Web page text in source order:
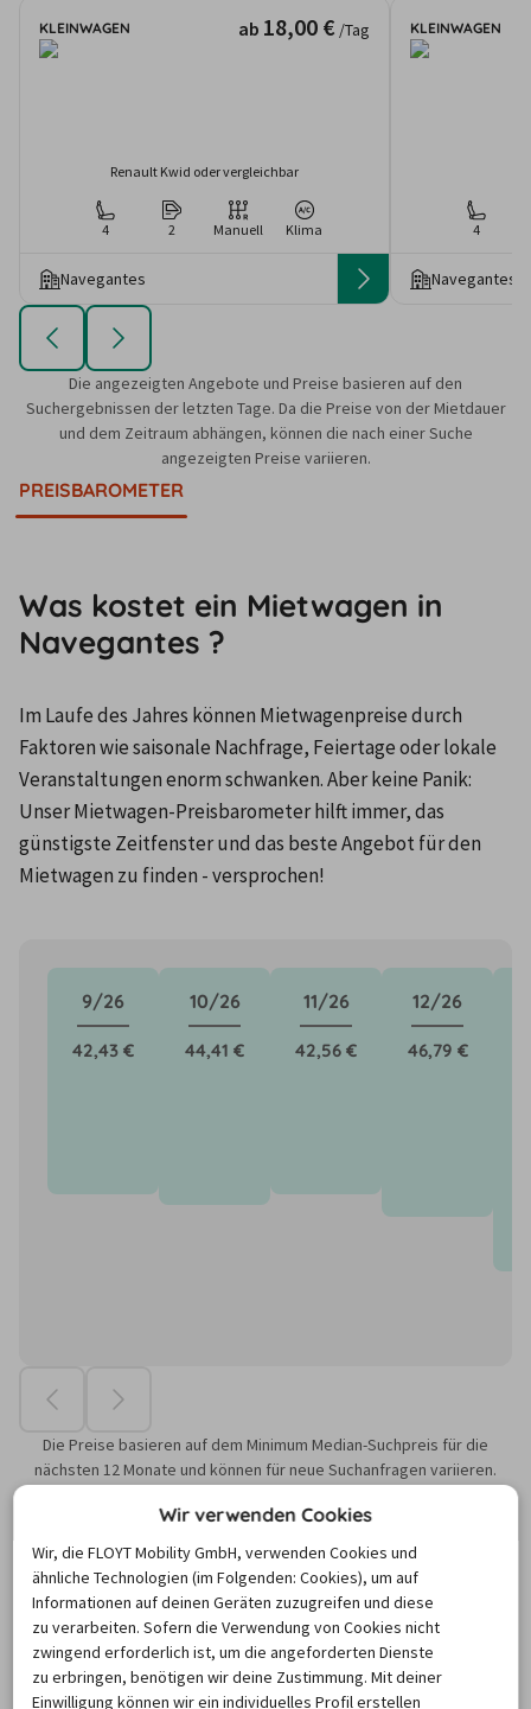
KLEINWAGEN ab 18,00 € /Tag
Renault Kwid oder vergleichbar
4 2 Manuell Klima
Navegantes
KLEINWAGEN
4
Navegantes
Die angezeigten Angebote und Preise basieren auf den
Suchergebnissen der letzten Tage. Da die Preise von der Mietdauer
und dem Zeitraum abhängen, können die nach einer Suche
angezeigten Preise variieren.
PREISBAROMETER
Was kostet ein Mietwagen in
Navegantes ?
Im Laufe des Jahres können Mietwagenpreise durch
Faktoren wie saisonale Nachfrage, Feiertage oder lokale
Veranstaltungen enorm schwanken. Aber keine Panik:
Unser Mietwagen-Preisbarometer hilft immer, das
günstigste Zeitfenster und das beste Angebot für den
Mietwagen zu finden - versprochen!
9/26
42,43 €
10/26
44,41 €
11/26
42,56 €
12/26
46,79 €
Die Preise basieren auf dem Minimum Median-Suchpreis für die
nächsten 12 Monate und können für neue Suchanfragen variieren.
MIETWAGEN ABHOLSTATIONEN
Wo befinden sich die Mietwagen-
Stationen in Navegantes?
Wir verwenden Cookies
Wir, die FLOYT Mobility GmbH, verwenden Cookies und
ähnliche Technologien (im Folgenden: Cookies), um auf
Informationen auf deinen Geräten zuzugreifen und diese
zu verarbeiten. Sofern die Verwendung von Cookies nicht
zwingend erforderlich ist, um die angeforderten Dienste
zu erbringen, benötigen wir deine Zustimmung. Mit deiner
Einwilligung können wir ein individuelles Profil erstellen